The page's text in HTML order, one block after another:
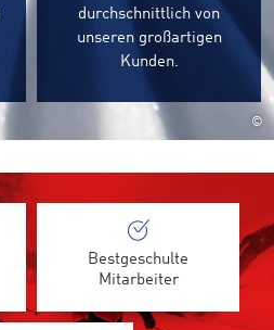
durchschnittlich von
unseren großartigen
Kunden.
©
Bestgeschulte
Mitarbeiter